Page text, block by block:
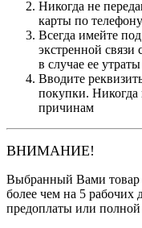
Никогда не
карты по
Всегда имейте
экстренной
в случае ее
Вводите
покупки. Никогда
причинам
ВНИМАНИЕ!
Выбранный Вами товар
более чем на 5 рабочих
предоплаты или полной